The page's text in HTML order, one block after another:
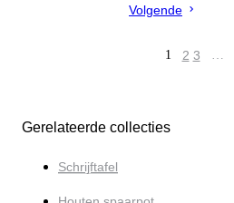
Volgende
1 2 3 …
Gerelateerde collecties
Schrijftafel